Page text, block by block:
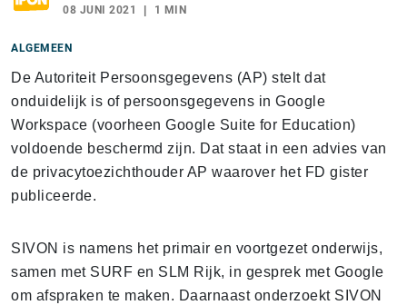
08 JUNI 2021 1 MIN
ALGEMEEN
De Autoriteit Persoonsgegevens (AP) stelt dat
onduidelijk is of persoonsgegevens in Google
Workspace (voorheen Google Suite for Education)
voldoende beschermd zijn. Dat staat in een advies van
de privacytoezichthouder AP waarover het FD gister
publiceerde.
SIVON is namens het primair en voortgezet onderwijs,
samen met SURF en SLM Rijk, in gesprek met Google
om afspraken te maken. Daarnaast onderzoekt SIVON